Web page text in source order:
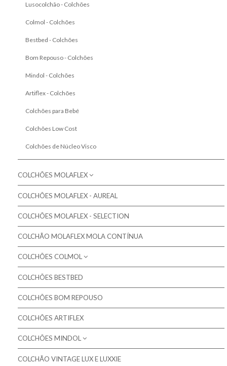
Lusocolchão - Colchões
Colmol - Colchões
Bestbed - Colchões
Bom Repouso - Colchões
Mindol - Colchões
Artiflex - Colchões
Colchões para Bebé
Colchões Low Cost
Colchões de Núcleo Visco
COLCHÕES MOLAFLEX
Colchões Molaflex
Colchões Molaflex Fresh Cool
Colchões Molaflex Sensation
Colchões Molaflex Comfort
COLCHÕES MOLAFLEX - AUREAL
COLCHÕES MOLAFLEX - SELECTION
COLCHÃO MOLAFLEX MOLA CONTÍNUA
COLCHÕES COLMOL
Colchões Colmol
Almofadas Colmol
COLCHÕES BESTBED
COLCHÕES BOM REPOUSO
COLCHÕES ARTIFLEX
COLCHÕES MINDOL
Colchões Gama MAXISAC
COLCHÃO VINTAGE LUX E LUXXIE